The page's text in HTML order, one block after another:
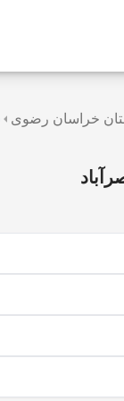
خراسان رضوی